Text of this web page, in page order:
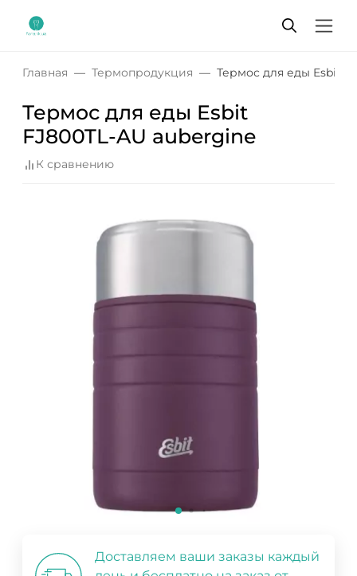
Главная Термопродукция Термос для еды Esbit
Термос для еды Esbit
FJ800TL-AU aubergine
К сравнению
Доставляем ваши заказы каждый